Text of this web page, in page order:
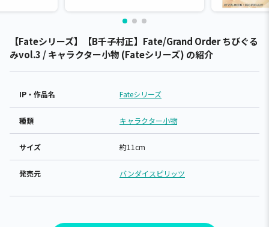
【Fateシリーズ】【B千子村正】Fate/Grand Order ちびぐる
みvol.3 / キャラクター小物 (Fateシリーズ) の紹介
IP・作品名 Fateシリーズ
種類 キャラクター小物
サイズ 約11cm
発売元 バンダイスピリッツ